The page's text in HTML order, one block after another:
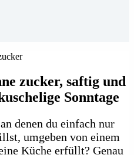
zucker, saftig und
Sonntage
denen du einfach nur
umgeben von einem
Küche erfüllt? Genau